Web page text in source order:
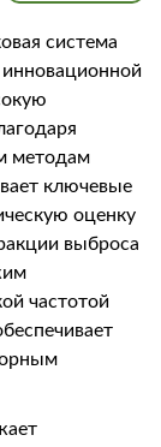
система
методам
ключевые
оценку
выброса
частотой